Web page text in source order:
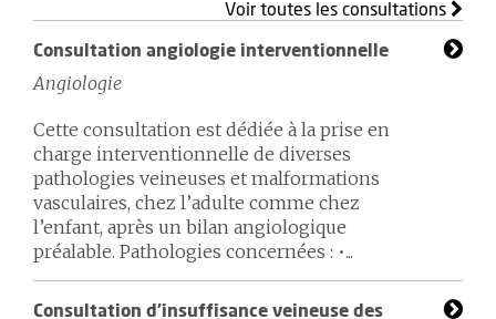
Voir toutes les consultations
Consultation angiologie interventionnelle
Angiologie
Cette consultation est dédiée à la prise en
charge interventionnelle de diverses
pathologies veineuses et malformations
vasculaires, chez l’adulte comme chez
l’enfant, après un bilan angiologique
préalable. Pathologies concernées : •...
Consultation d’insuffisance veineuse des